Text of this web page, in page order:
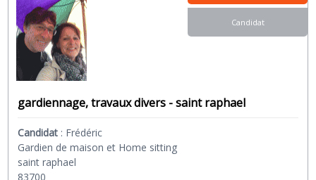
gardiennage, travaux divers - saint raphael
Candidat : Frédéric
Gardien de maison et Home sitting
saint raphael
83700
Candidat